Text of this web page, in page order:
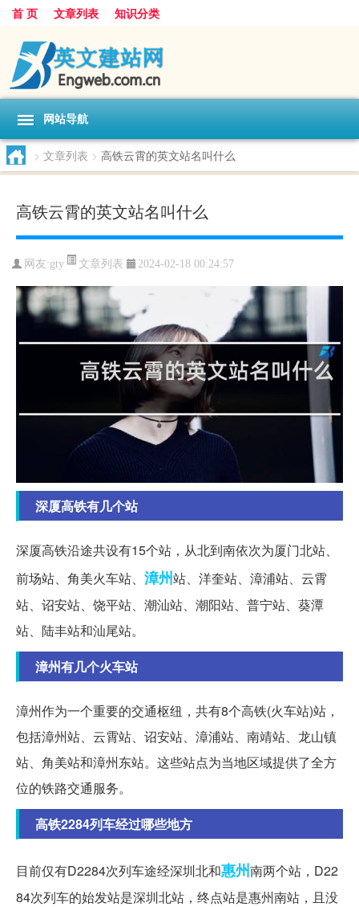
首 页 文章列表 知识分类
网站导航
> 文章列表 > 高铁云霄的英文站名叫什么
高铁云霄的英文站名叫什么
网友:gty 文章列表 2024-02-18 00:24:57
深厦高铁有几个站
深厦高铁沿途共设有15个站，从北到南依次为厦门北站、
前场站、角美火车站、 漳州站、洋奎站、漳浦站、云霄
站、诏安站、饶平站、潮汕站、潮阳站、普宁站、葵潭
站、陆丰站和汕尾站。
漳州有几个火车站
漳州作为一个重要的交通枢纽，共有8个高铁(火车站)站，
包括漳州站、云霄站、诏安站、漳浦站、南靖站、龙山镇
站、角美站和漳州东站。这些站点为当地区域提供了全方
位的铁路交通服务。
高铁2284列车经过哪些地方
目前仅有D2284次列车途经深圳北和惠州南两个站，D22
84次列车的始发站是深圳北站，终点站是惠州南站，且没